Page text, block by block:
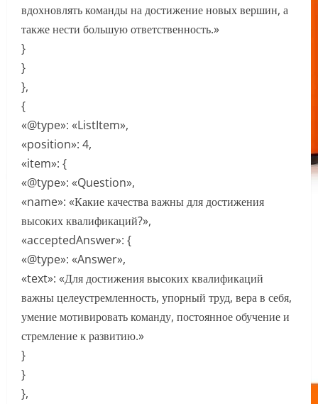
вдохновлять команды на достижение новых вершин, а
также нести большую ответственность.»
}
}
},
{
«@type»: «ListItem»,
«position»: 4,
«item»: {
«@type»: «Question»,
«name»: «Какие качества важны для достижения
высоких квалификаций?»,
«acceptedAnswer»: {
«@type»: «Answer»,
«text»: «Для достижения высоких квалификаций
важны целеустремленность, упорный труд, вера в себя,
умение мотивировать команду, постоянное обучение и
стремление к развитию.»
}
}
},